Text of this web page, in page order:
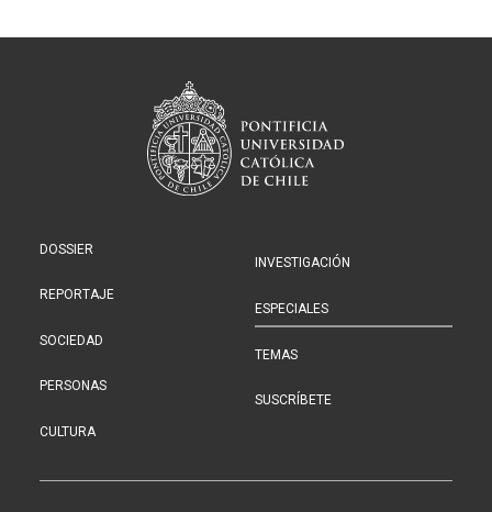
DOSSIER
REPORTAJE
SOCIEDAD
PERSONAS
CULTURA
INVESTIGACIÓN
ESPECIALES
TEMAS
SUSCRÍBETE